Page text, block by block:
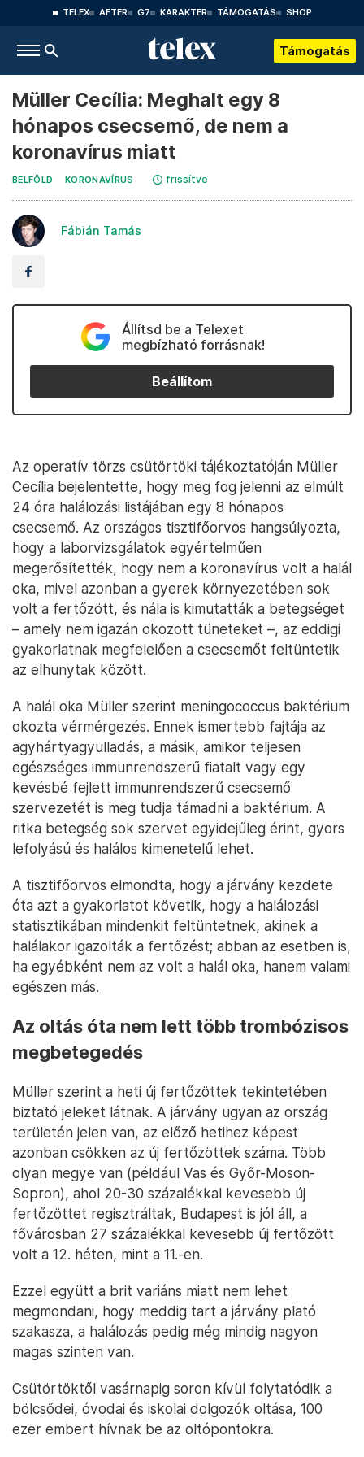
TELEX AFTER G7 KARAKTER TÁMOGATÁS SHOP
Támogatás
Müller Cecília: Meghalt egy 8
hónapos csecsemő, de nem a
koronavírus miatt
BELFÖLD KORONAVÍRUS frissítve
Fábián Tamás
Állítsd be a Telexet
megbízható forrásnak!
Beállítom
Az operatív törzs csütörtöki tájékoztatóján Müller
Cecília bejelentette, hogy meg fog jelenni az elmúlt
24 óra halálozási listájában egy 8 hónapos
csecsemő. Az országos tisztifőorvos hangsúlyozta,
hogy a laborvizsgálatok egyértelműen
megerősítették, hogy nem a koronavírus volt a halál
oka, mivel azonban a gyerek környezetében sok
volt a fertőzött, és nála is kimutatták a betegséget
– amely nem igazán okozott tüneteket –, az eddigi
gyakorlatnak megfelelően a csecsemőt feltüntetik
az elhunytak között.
A halál oka Müller szerint meningococcus baktérium
okozta vérmérgezés. Ennek ismertebb fajtája az
agyhártyagyulladás, a másik, amikor teljesen
egészséges immunrendszerű fiatalt vagy egy
kevésbé fejlett immunrendszerű csecsemő
szervezetét is meg tudja támadni a baktérium. A
ritka betegség sok szervet egyidejűleg érint, gyors
lefolyású és halálos kimenetelű lehet.
A tisztifőorvos elmondta, hogy a járvány kezdete
óta azt a gyakorlatot követik, hogy a halálozási
statisztikában mindenkit feltüntetnek, akinek a
halálakor igazolták a fertőzést; abban az esetben is,
ha egyébként nem az volt a halál oka, hanem valami
egészen más.
Az oltás óta nem lett több trombózisos
megbetegedés
Müller szerint a heti új fertőzöttek tekintetében
biztató jeleket látnak. A járvány ugyan az ország
területén jelen van, az előző hetihez képest
azonban csökken az új fertőzöttek száma. Több
olyan megye van (például Vas és Győr-Moson-
Sopron), ahol 20-30 százalékkal kevesebb új
fertőzöttet regisztráltak, Budapest is jól áll, a
fővárosban 27 százalékkal kevesebb új fertőzött
volt a 12. héten, mint a 11.-en.
Ezzel együtt a brit variáns miatt nem lehet
megmondani, hogy meddig tart a járvány plató
szakasza, a halálozás pedig még mindig nagyon
magas szinten van.
Csütörtöktől vasárnapig soron kívül folytatódik a
bölcsődei, óvodai és iskolai dolgozók oltása, 100
ezer embert hívnak be az oltópontokra.